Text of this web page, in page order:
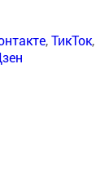
,ТикТок,